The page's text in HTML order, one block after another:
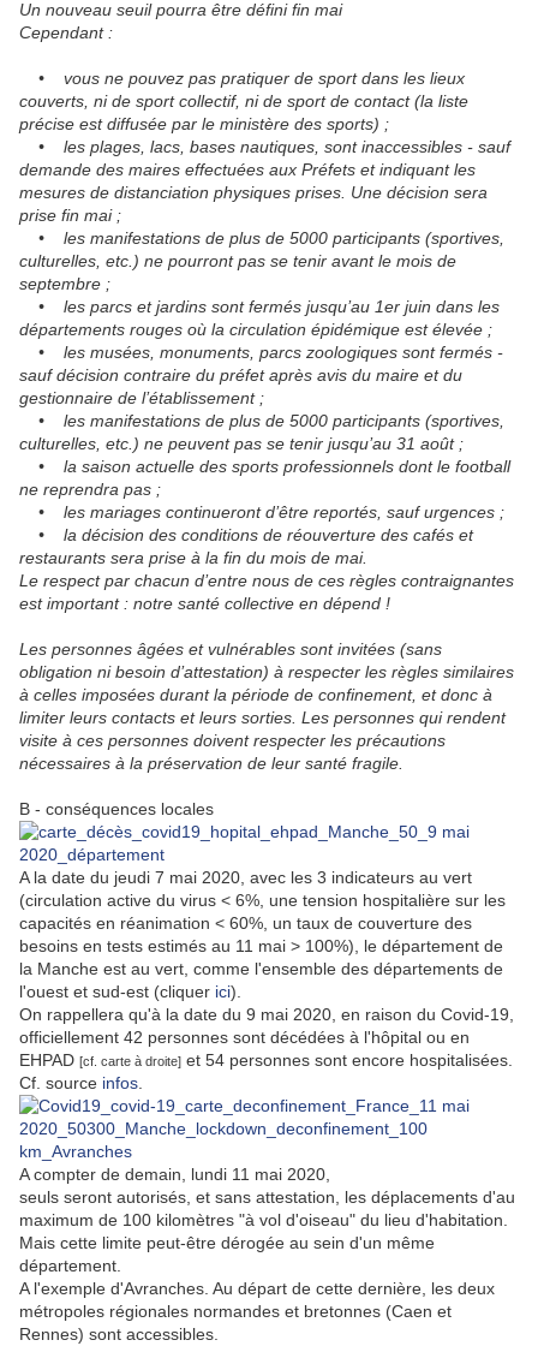
Un nouveau seuil pourra être défini fin mai
Cependant :
• vous ne pouvez pas pratiquer de sport dans les lieux
couverts, ni de sport collectif, ni de sport de contact (la liste
précise est diffusée par le ministère des sports) ;
• les plages, lacs, bases nautiques, sont inaccessibles - sauf
demande des maires effectuées aux Préfets et indiquant les
mesures de distanciation physiques prises. Une décision sera
prise fin mai ;
• les manifestations de plus de 5000 participants (sportives,
culturelles, etc.) ne pourront pas se tenir avant le mois de
septembre ;
• les parcs et jardins sont fermés jusqu’au 1er juin dans les
départements rouges où la circulation épidémique est élevée ;
• les musées, monuments, parcs zoologiques sont fermés -
sauf décision contraire du préfet après avis du maire et du
gestionnaire de l’établissement ;
• les manifestations de plus de 5000 participants (sportives,
culturelles, etc.) ne peuvent pas se tenir jusqu’au 31 août ;
• la saison actuelle des sports professionnels dont le football
ne reprendra pas ;
• les mariages continueront d’être reportés, sauf urgences ;
• la décision des conditions de réouverture des cafés et
restaurants sera prise à la fin du mois de mai.
Le respect par chacun d’entre nous de ces règles contraignantes
est important : notre santé collective en dépend !
Les personnes âgées et vulnérables sont invitées (sans
obligation ni besoin d’attestation) à respecter les règles similaires
à celles imposées durant la période de confinement, et donc à
limiter leurs contacts et leurs sorties. Les personnes qui rendent
visite à ces personnes doivent respecter les précautions
nécessaires à la préservation de leur santé fragile.
B - conséquences locales
A la date du jeudi 7 mai 2020, avec les 3 indicateurs au vert
(circulation active du virus < 6%, une tension hospitalière sur les
capacités en réanimation < 60%, un taux de couverture des
besoins en tests estimés au 11 mai > 100%), le département de
la Manche est au vert, comme l'ensemble des départements de
l'ouest et sud-est (cliquer ici).
On rappellera qu'à la date du 9 mai 2020, en raison du Covid-19,
officiellement 42 personnes sont décédées à l'hôpital ou en
EHPAD [cf. carte à droite] et 54 personnes sont encore hospitalisées.
Cf. source infos
A compter de demain, lundi 11 mai 2020,
seuls seront autorisés, et sans attestation, les déplacements d'au
maximum de 100 kilomètres "à vol d'oiseau" du lieu d'habitation.
Mais cette limite peut-être dérogée au sein d'un même
département.
A l'exemple d'Avranches. Au départ de cette dernière, les deux
métropoles régionales normandes et bretonnes (Caen et
Rennes) sont accessibles.